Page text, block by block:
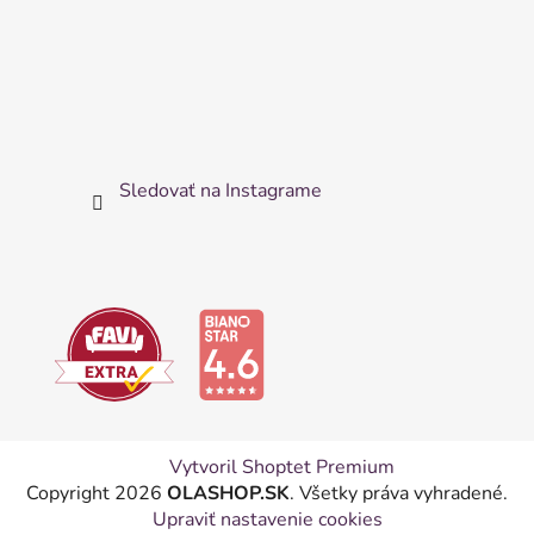
Sledovať na Instagrame
Vytvoril Shoptet Premium
Copyright 2026 OLASHOP.SK. Všetky práva vyhradené.
Upraviť nastavenie cookies